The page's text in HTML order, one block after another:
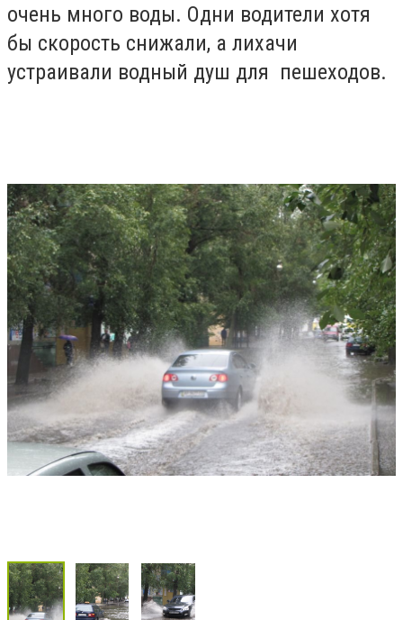
очень много воды. Одни водители хотя
бы скорость снижали, а лихачи
устраивали водный душ для пешеходов.